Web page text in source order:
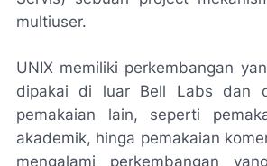
multiuser.
UNIX memiliki perkembangan
dipakai di luar Bell Labs dan
pemakaian lain, seperti
akademik, hinga pemakaian
mengalami perkembangan